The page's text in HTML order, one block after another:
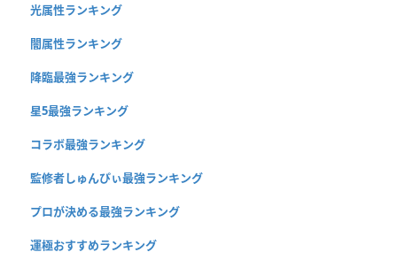
光属性ランキング
闇属性ランキング
降臨最強ランキング
星5最強ランキング
コラボ最強ランキング
監修者しゅんぴぃ最強ランキング
プロが決める最強ランキング
運極おすすめランキング